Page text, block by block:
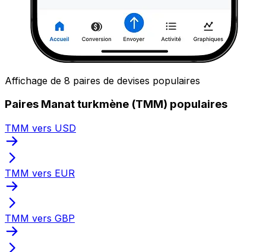
Affichage de 8 paires de devises populaires
Paires Manat turkmène (TMM) populaires
TMM vers USD
TMM vers EUR
TMM vers GBP